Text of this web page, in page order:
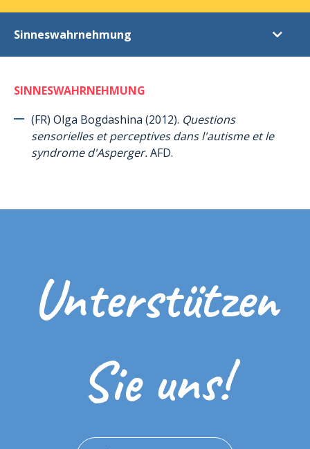
Media
Sinneswahrnehmung
Einleitung
Autismus
Das Asperger-Syndrom (im Allgemeinen)
Das Asperger-Syndrom (bei Frauen und Mädchen)
ABA (Applied Behaviour Analysis) = applizierte Analyse des Verhaltens
Pragmatismus der Sprache / Kommunikation
Schule und Bildung
Wie man Autismus den Personen mit Autismus erklären kann
Wie man Autismus den Geschwistern und Gleichaltrigen eines Kindes
Erfahrungen und Erfahrungsberichte
SINNESWAHRNEHMUNG
(FR) Olga Bogdashina (2012). Questions
sensorielles et perceptives dans l'autisme et le
syndrome d'Asperger.AFD.
Unterstützen
Sie uns!